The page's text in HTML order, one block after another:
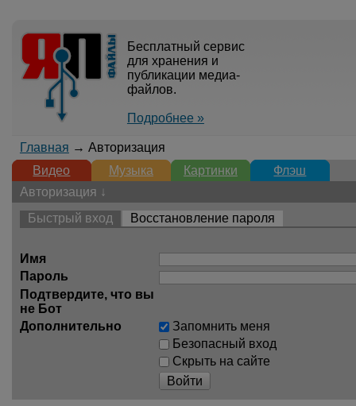
Бесплатный сервис
для хранения и
публикации медиа-
файлов.
Подробнее »
Главная → Авторизация
Видео
Музыка Картинки
Флэш
Авторизация ↓
Быстрый вход
Восстановление пароля
Имя
Пароль
Подтвердите, что вы
не Бот
Дополнительно
Запомнить меня
Безопасный вход
Скрыть на сайте
Войти